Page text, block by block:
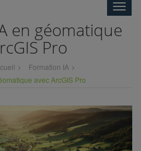
Toggle
en géomatique
Pro
Formation IA
avec ArcGIS Pro